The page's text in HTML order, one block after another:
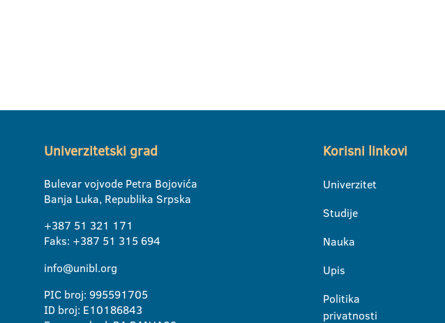
Univerzitetski grad
Bulevar vojvode Petra Bojovića
Banja Luka, Republika Srpska
+387 51 321 171
Faks: +387 51 315 694
info@unibl.org
PIC broj: 995591705
ID broj: E10186843
Korisni linkovi
Univerzitet
Studije
Nauka
Upis
Politika
privatnosti